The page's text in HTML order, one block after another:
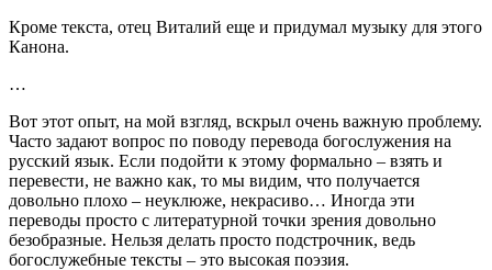
Кроме текста, отец Виталий еще и придумал музыку для этого
Канона.
…
Вот этот опыт, на мой взгляд, вскрыл очень важную проблему.
Часто задают вопрос по поводу перевода богослужения на
русский язык. Если подойти к этому формально – взять и
перевести, не важно как, то мы видим, что получается
довольно плохо – неуклюже, некрасиво… Иногда эти
переводы просто с литературной точки зрения довольно
безобразные. Нельзя делать просто подстрочник, ведь
богослужебные тексты – это высокая поэзия.